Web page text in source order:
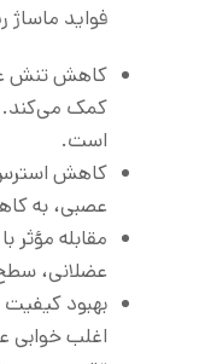
فواید
کاهش تنش
کمک می‌کند.
است.
کاهش استرس
عصبی، به
مقابله
عضلانی،
بهبود
اغلب خوابی